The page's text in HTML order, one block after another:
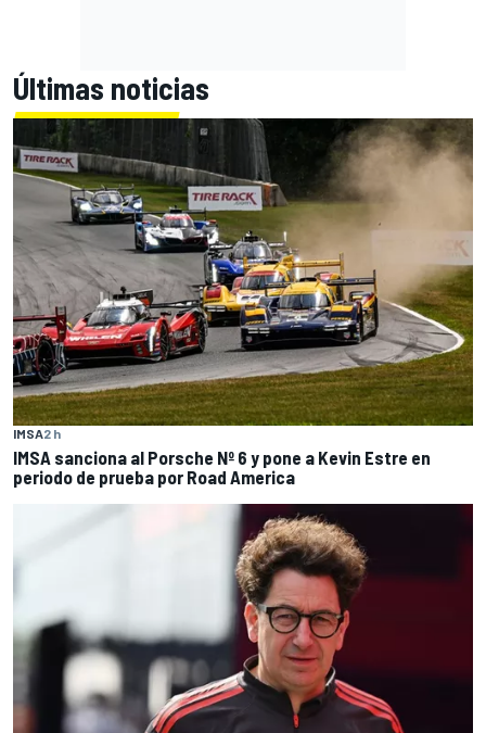
Últimas noticias
IMSA2 h
IMSA sanciona al Porsche Nº 6 y pone a Kevin Estre en
periodo de prueba por Road America